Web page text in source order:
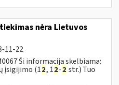
nėra Lietuvos
11-22
Ši informacija skelbiama:
įsigijimo (12, 12-2 str.) Tuo